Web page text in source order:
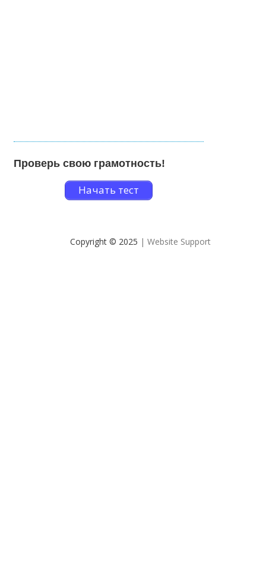
Проверь свою грамотность!
Начать тест
Copyright © 2025 | Website Support